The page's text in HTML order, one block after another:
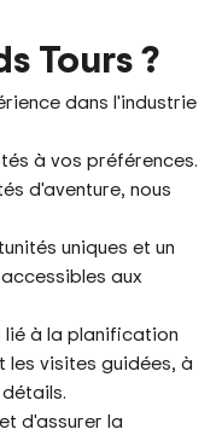
Tours ?
dans l'industrie
à vos préférences.
d'aventure, nous
uniques et un
aux
lié à la planification
visites guidées, à
d'assurer la